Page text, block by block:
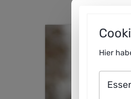
Hier